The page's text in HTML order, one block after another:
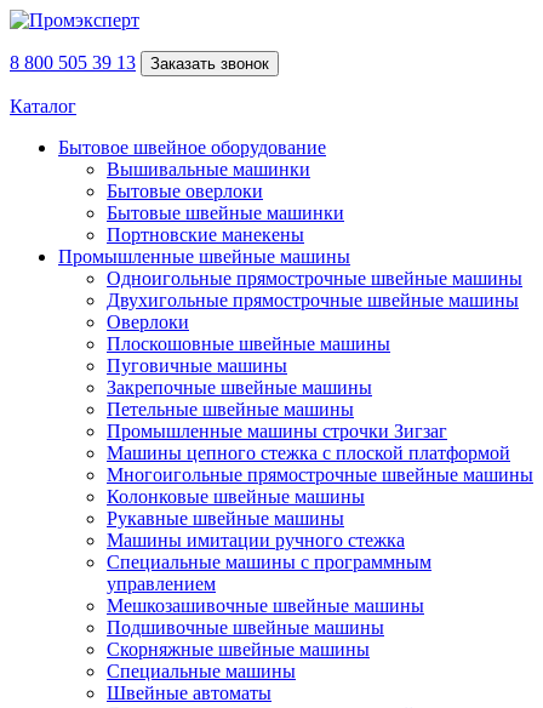
8 800 505 39 13 Заказать звонок
Каталог
Бытовое швейное оборудование
Вышивальные машинки
Бытовые оверлоки
Бытовые швейные машинки
Портновские манекены
Промышленные швейные машины
Одноигольные прямострочные швейные машины
Двухигольные прямострочные швейные машины
Оверлоки
Плоскошовные швейные машины
Пуговичные машины
Закрепочные швейные машины
Петельные швейные машины
Промышленные машины строчки Зигзаг
Машины цепного стежка с плоской платформой
Многоигольные прямострочные швейные машины
Колонковые швейные машины
Рукавные швейные машины
Машины имитации ручного стежка
Специальные машины с программным
управлением
Мешкозашивочные швейные машины
Подшивочные швейные машины
Скорняжные швейные машины
Специальные машины
Швейные автоматы